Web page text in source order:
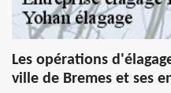
Les opérations
ville de Bremes et ses